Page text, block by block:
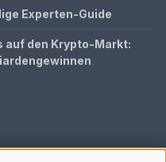
Experten-Guide
auf den Krypto-Markt: